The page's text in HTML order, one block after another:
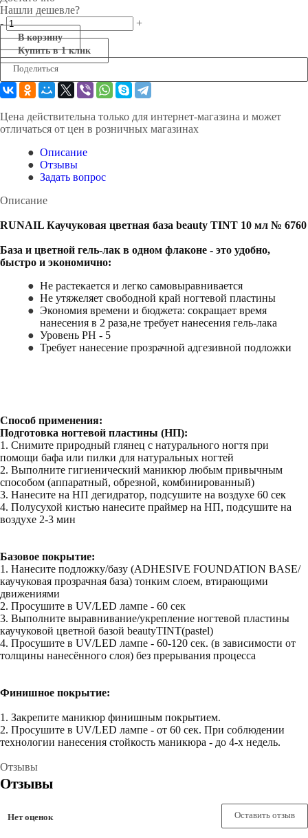
Нашли дешевле?
-
+
В корзину
Купить в 1 клик
Поделиться
Цена действительна только для интернет-магазина и может
отличаться от цен в розничных магазинах
Описание
Отзывы
Задать вопрос
Описание
RUNAIL Каучуковая цветная база beauty TINT 10 мл № 6760
База и цветной гель-лак в одном флаконе - это удобно,
быстро и экономично:
Не растекается и легко самовыравнивается
Не утяжеляет свободной край ногтевой пластины
Экономия времени и бюджета: сокращает время
нанесения в 2 раза,не требует нанесения гель-лака
Уровень PH - 5
Требует нанесение прозрачной адгезивной подложки
Способ применения:
Подготовка ногтевой пластины (НП):
1. Снимите природный глянец с натурального ногтя при
помощи бафа или пилки для натуральных ногтей
2. Выполните гигиенический маникюр любым привычным
способом (аппаратный, обрезной, комбинированный)
3. Нанесите на НП дегидратор, подсушите на воздухе 60 сек
4. Полусухой кистью нанесите праймер на НП, подсушите на
воздухе 2-3 мин
Базовое покрытие:
1. Нанесите подложку/базу (ADHESIVE FOUNDATION BASE/
каучуковая прозрачная база) тонким слоем, втирающими
движениями
2. Просушите в UV/LED лампе - 60 сек
3. Выполните выравнивание/укрепление ногтевой пластины
каучуковой цветной базой beautyTINT(pastel)
4. Просушите в UV/LED лампе - 60-120 сек. (в зависимости от
толщины нанесённого слоя) без прерывания процесса
Финишное покрытие:
1. Закрепите маникюр финишным покрытием.
2. Просушите в UV/LED лампе - от 60 сек. При соблюдении
технологии нанесения стойкость маникюра - до 4-х недель.
Отзывы
Отзывы
Нет оценок Оставить отзыв